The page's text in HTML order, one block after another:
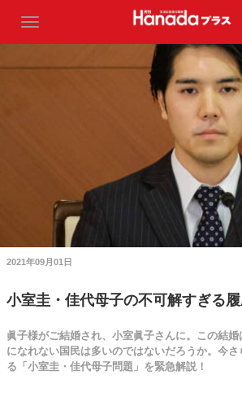
2021年09月01日
小室圭・佳代母子の不可解すぎる
眞子様がご結婚され、小室眞子さんに。この結
になれない国民は多いのではないだろうか。今
る「小室圭・佳代母子問題」を緊急解説！